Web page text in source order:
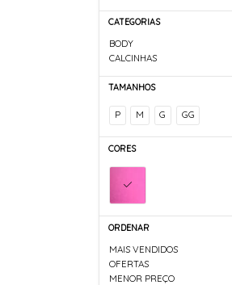
CATEGORIAS
BODY
CALCINHAS
TAMANHOS
P M G GG
CORES
ORDENAR
MAIS VENDIDOS
OFERTAS
MENOR PREÇO